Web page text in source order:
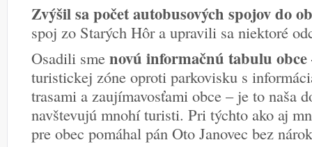
Zvýšil sa počet autobusových spojov do
spoj zo Starých Hôr a upravili sa niektoré
Osadili sme novú informačnú tabulu obce
turistickej zóne oproti parkovisku s
trasami a zaujímavosťami obce – je to naša
navštevujú mnohí turisti. Pri týchto ako aj
pre obec pomáhal pán Oto Janovec bez